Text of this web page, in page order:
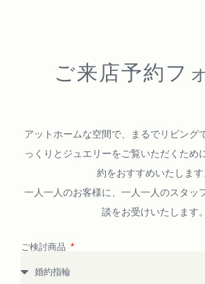
ご来店予約フ
アットホームな空間で、まるでリビング
っくりとジュエリーをご覧いただくため
約をおすすめいたします
一人一人のお客様に、一人一人のスタッ
談をお受けいたします。
ご検討商品